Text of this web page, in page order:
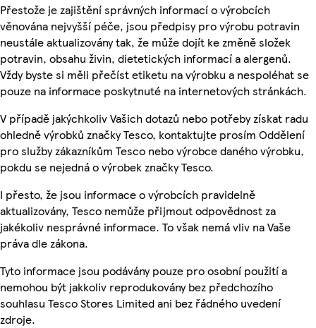
Přestože je zajištění správných informací o výrobcích
věnována nejvyšší péče, jsou předpisy pro výrobu potravin
neustále aktualizovány tak, že může dojít ke změně složek
potravin, obsahu živin, dietetických informací a alergenů.
Vždy byste si měli přečíst etiketu na výrobku a nespoléhat se
pouze na informace poskytnuté na internetových stránkách.
V případě jakýchkoliv Vašich dotazů nebo potřeby získat radu
ohledně výrobků značky Tesco, kontaktujte prosím Oddělení
pro služby zákazníkům Tesco nebo výrobce daného výrobku,
pokdu se nejedná o výrobek značky Tesco.
I přesto, že jsou informace o výrobcích pravidelně
aktualizovány, Tesco nemůže přijmout odpovědnost za
jakékoliv nesprávné informace. To však nemá vliv na Vaše
práva dle zákona.
Tyto informace jsou podávány pouze pro osobní použití a
nemohou být jakkoliv reprodukovány bez předchozího
souhlasu Tesco Stores Limited ani bez řádného uvedení
zdroje.